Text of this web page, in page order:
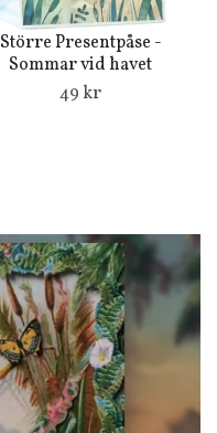
Större Presentpåse -
Sommar vid havet
49 kr